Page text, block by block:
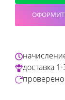
доставка
проверено